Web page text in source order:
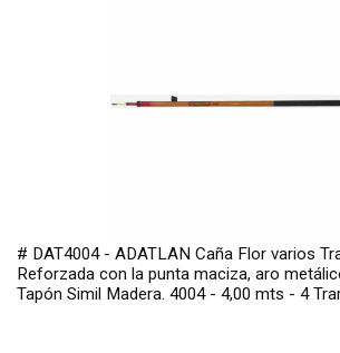
# DAT4004 - ADATLAN Caña Flor varios
Reforzada con la punta maciza, aro
Tapón Simil Madera. 4004 - 4,00 mts - 4